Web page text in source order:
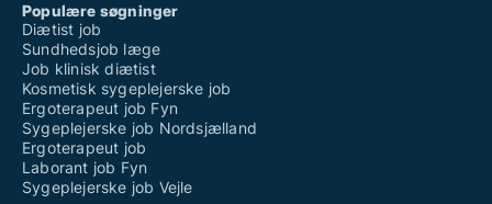
Populære søgninger
Diætist job
Sundhedsjob læge
Job klinisk diætist
Kosmetisk sygeplejerske job
Ergoterapeut job Fyn
Sygeplejerske job Nordsjælland
Ergoterapeut job
Laborant job Fyn
Sygeplejerske job Vejle